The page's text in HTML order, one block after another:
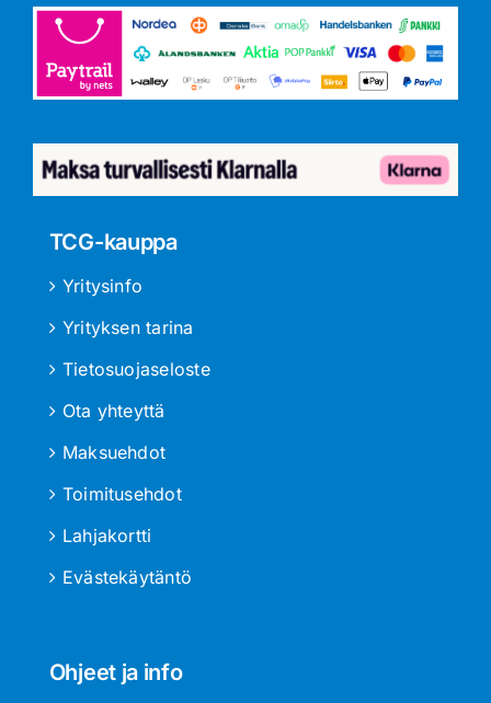
TCG-kauppa
Yritysinfo
Yrityksen tarina
Tietosuojaseloste
Ota yhteyttä
Maksuehdot
Toimitusehdot
Lahjakortti
Evästekäytäntö
Ohjeet ja info